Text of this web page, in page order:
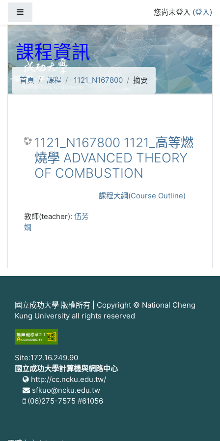
您尚未登入 (登入)
課程資訊
首頁 課程 1121_N167800 摘要
1121_N167800 1121_高等燃
燒學 ADVANCED THEORY
OF COMBUSTION
課程大綱(Course Outline)
教師(teacher): 伍芳
嫺
國立成功大學 版權所有 | Copyright © National Cheng
Kung University all rights reserved
Site:172.16.249.90
國立成功大學計算機與網路中心
http://cc.ncku.edu.tw/
sfkuo@ncku.edu.tw
(06)275-7575 #61056